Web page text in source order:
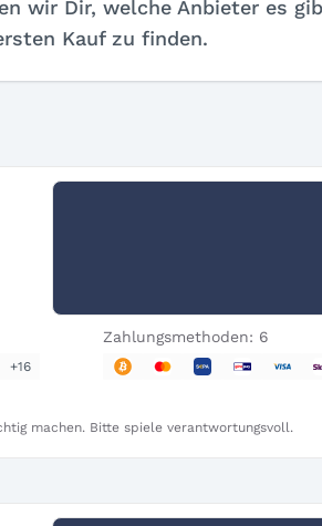
wir Dir, welche Anbieter es
Kauf zu finden.
+16
Zahlungsmethoden: 6
machen. Bitte spiele verantwortungsvoll.